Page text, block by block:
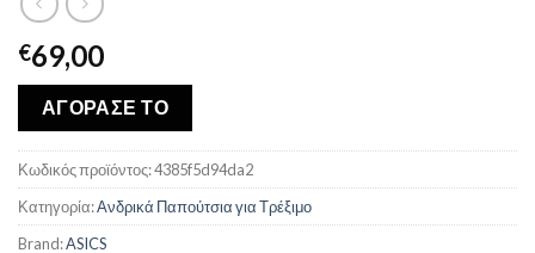
€69,00
ΑΓΟΡΑΣΕ ΤΟ
Κωδικός προϊόντος:4385f5d94da2
Κατηγορία:Ανδρικά Παπούτσια για Τρέξιμο
Brand:ASICS